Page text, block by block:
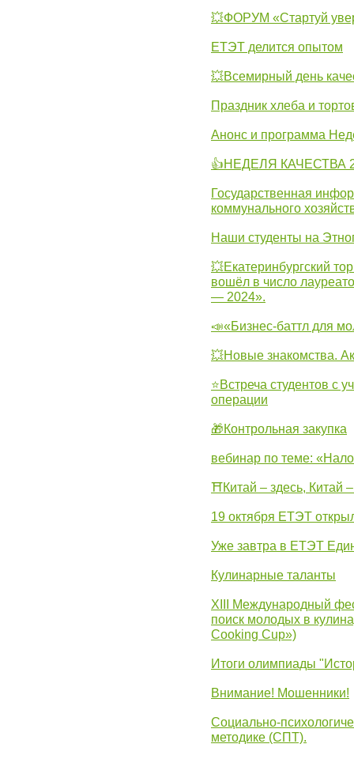
💥ФОРУМ «Стартуй
ЕТЭТ делится опытом
💥Всемирный день
Праздник хлеба и
Анонс и программа
👍НЕДЕЛЯ КАЧЕСТВА
Государственная
коммунального
Наши студенты на
💥Екатеринбургский
вошёл в число
— 2024».
📣«Бизнес-баттл для
💥Новые знакомства.
⭐Встреча студентов с
операции
🎁Контрольная закупка
вебинар по теме:
⛩Китай – здесь, Китай
19 октября ЕТЭТ
Уже завтра в ЕТЭТ
Кулинарные таланты
XIII Международный
поиск молодых в
Cooking Cup»)
Итоги олимпиады
Внимание! Мошенники!
Социально-
методике (СПТ).